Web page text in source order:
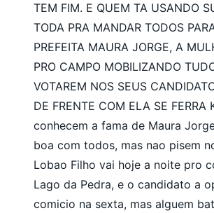
TEM FIM. E QUEM TA USANDO
TODA PRA MANDAR TODOS
PREFEITA MAURA JORGE, A
PRO CAMPO MOBILIZANDO
VOTAREM NOS SEUS
DE FRENTE COM ELA SE FERRA
conhecem a fama de Maura
boa com todos, mas nao pisem
Lobao Filho vai hoje a noite pro
Lago da Pedra, e o candidato a
comicio na sexta, mas alguem